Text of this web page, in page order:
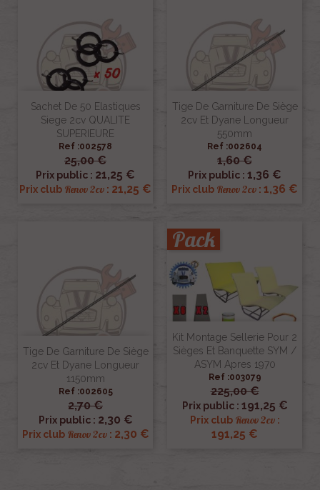
Sachet De 50 Elastiques
Siege 2cv QUALITE
SUPERIEURE
Ref :002578
25,00 €
Prix public : 21,25 €
Prix club Renov 2cv : 21,25 €
Tige De Garniture De Siège
2cv Et Dyane Longueur
550mm
Ref :002604
1,60 €
Prix public : 1,36 €
Prix club Renov 2cv : 1,36 €
Tige De Garniture De Siège
2cv Et Dyane Longueur
1150mm
Ref :002605
2,70 €
Prix public : 2,30 €
Prix club Renov 2cv: 2,30 €
Kit Montage Sellerie Pour 2
Sièges Et Banquette SYM /
ASYM Apres 1970
Ref :003079
225,00 €
Prix public : 191,25 €
Prix club Renov 2cv:
191,25 €
Pack